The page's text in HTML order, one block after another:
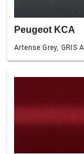
Peugeot KCA
Artense Grey, GRIS